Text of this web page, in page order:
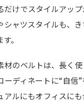
だけでスタイルアッ
シャツスタイルも、
。
材のベルトは、長く
ーディネートに“自信
アルにもオフィスに